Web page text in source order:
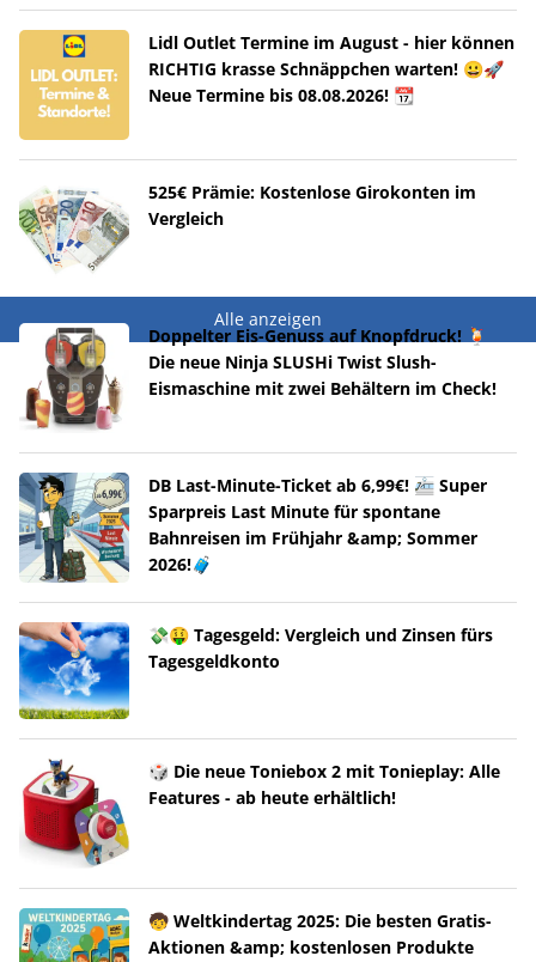
Lidl Outlet Termine im August - hier können
RICHTIG krasse Schnäppchen warten! 😀🚀
Neue Termine bis 08.08.2026! 📆
525€ Prämie: Kostenlose Girokonten im
Vergleich
Alle anzeigen
Doppelter Eis-Genuss auf Knopfdruck! 🍹
Die neue Ninja SLUSHi Twist Slush-
Eismaschine mit zwei Behältern im Check!
DB Last-Minute-Ticket ab 6,99€! 🚈 Super
Sparpreis Last Minute für spontane
Bahnreisen im Frühjahr &amp; Sommer
2026!🧳
💸🤑 Tagesgeld: Vergleich und Zinsen fürs
Tagesgeldkonto
🎲 Die neue Toniebox 2 mit Tonieplay: Alle
Features - ab heute erhältlich!
🧒 Weltkindertag 2025: Die besten Gratis-
Aktionen &amp; kostenlosen Produkte